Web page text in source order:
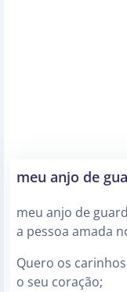
meu anjo de
meu anjo de
a pessoa amada
Quero os
o seu coração;